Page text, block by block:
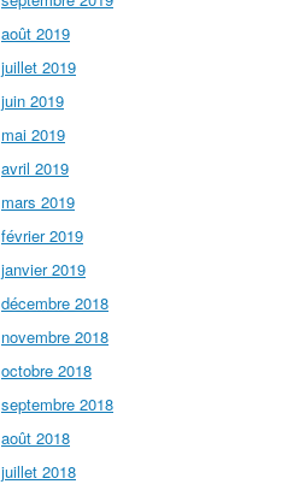
août 2019
juillet 2019
juin 2019
mai 2019
avril 2019
mars 2019
février 2019
janvier 2019
décembre 2018
novembre 2018
octobre 2018
septembre 2018
août 2018
juillet 2018